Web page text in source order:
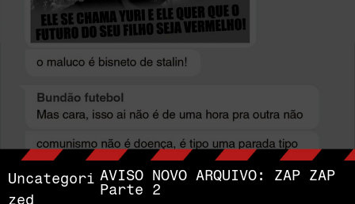
Uncategori
Zed
AVISO NOVO ARQUIVO: ZAP ZAP
Parte 2